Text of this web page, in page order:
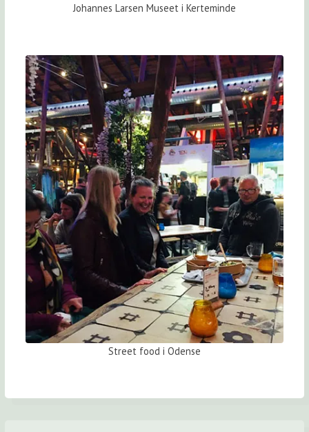
Johannes Larsen Museet i Kerteminde
Street food i Odense